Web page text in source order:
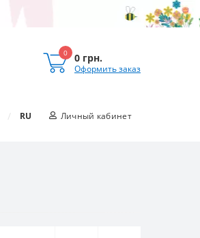
0 0 грн.
Оформить заказ
/ RU Личный кабинет